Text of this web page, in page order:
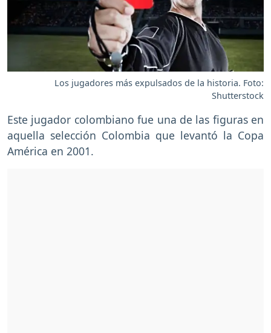
Los jugadores más expulsados de la historia. Foto:
Shutterstock
Este jugador colombiano fue una de las figuras en
aquella selección Colombia que levantó la Copa
América en 2001.